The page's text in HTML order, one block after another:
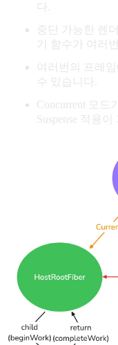
다.
중단 가능한 렌
기 함수가 여러
여러번의 프레
수 있습니다.
Concurrent 모드
Suspense 적용